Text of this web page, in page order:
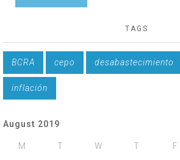
TAGS
BCRA cepo desabastecimiento
inflación
August 2019
M T W T F